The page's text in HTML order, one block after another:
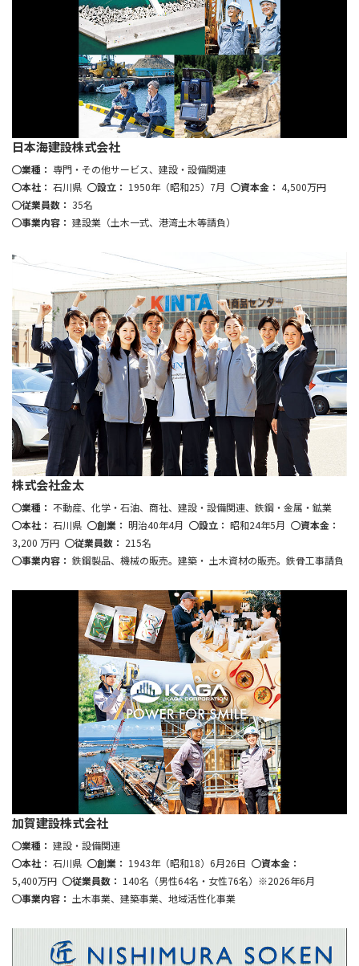
日本海建設株式会社
業種： 専門・その他サービス、建設・設備関連
本社： 石川県 設立： 1950年（昭和25）7月 資本金： 4,500万円
従業員数： 35名
事業内容： 建設業（土木一式、港湾土木等請負）
株式会社金太
業種： 不動産、化学・石油、商社、建設・設備関連、鉄鋼・金属・鉱業
本社： 石川県 創業： 明治40年4月 設立： 昭和24年5月
資本金：
3,200 万円
従業員数： 215名
事業内容： 鉄鋼製品、機械の販売。建築・ 土木資材の販売。鉄骨工事請負
加賀建設株式会社
業種： 建設・設備関連
本社： 石川県 創業： 1943年（昭和18）6月26日
資本金：
5,400万円
従業員数： 140名（男性64名・女性76名）※2026年6月
事業内容： 土木事業、建築事業、地域活性化事業